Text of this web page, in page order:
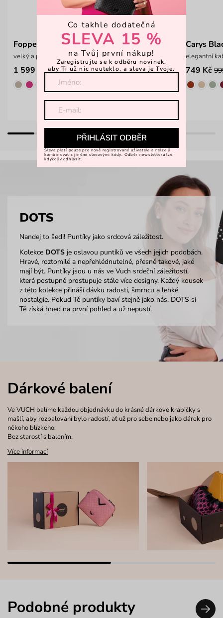
Foppe Utility Black
velký a prostorný cestovní batoh
1 599 Kč
Carys
elegantní
749 Kč
DOTS
Nandej to šedi! Puntíky jako srdcová záležitost.
Kolekce DOTS je oslavou puntíků ve všech jejich podobách.
Hravé, roztomilé a nepřehlédnutelné, přesně takové, jaké
mají být. Puntíky jsou u nás ve Vuch srdeční záležitostí,
která postupně prostupuje stále více designy. Každý kousek
z této kolekce přináší dávku radosti, šmrncu a lehké
nostalgie. Pokud Tě puntíky baví stejně jako nás, DOTS si
Tě získá hned na první pohled a už nepustí.
Dárkové balení
Ve VUCH balíme každou objednávku do krásné dárkové krabičky s
mašlí, aby rozbalování bylo radostí, ať už pro sebe nebo jako dárek pro
někoho blízkého.
Bez starostí s balením.
Více informací
Podobné produkty
Co takhle dodatečná
SLEVA 15 %
na Tvůj první nákup!
Zaregistrujte se k odběru novinek,
aby Ti už nic neuteklo, a sleva je Tvoje.
PŘIHLÁSIT ODBĚR
Sleva platí pouze pro nově registrované uživatele a nelze ji
kombinovat s jinými slevovými kódy. Odběr newsletteru lze
kdykoliv odhlásit.